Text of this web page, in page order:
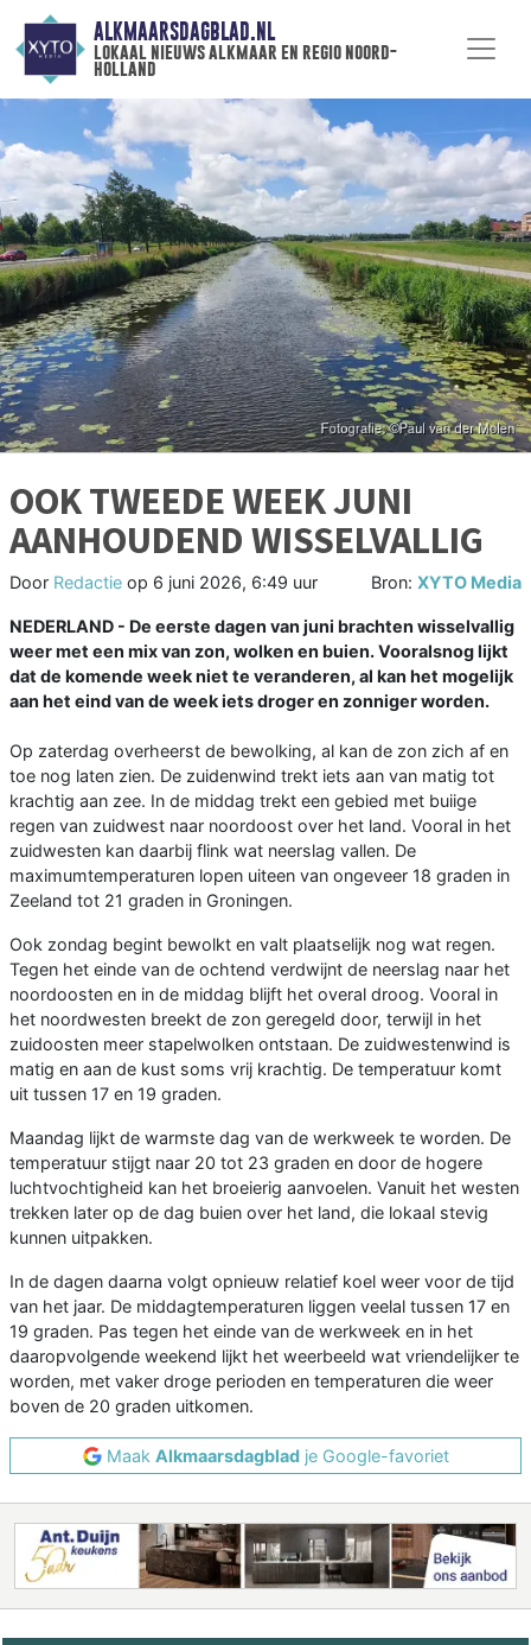
ALKMAARSDAGBLAD.NL
lokaal nieuws alkmaar en regio noord-
holland
OOK TWEEDE WEEK JUNI
AANHOUDEND WISSELVALLIG
Door Redactie op 6 juni 2026, 6:49 uur Bron: XYTO Media
NEDERLAND - De eerste dagen van juni brachten wisselvallig
weer met een mix van zon, wolken en buien. Vooralsnog lijkt
dat de komende week niet te veranderen, al kan het mogelijk
aan het eind van de week iets droger en zonniger worden.
Op zaterdag overheerst de bewolking, al kan de zon zich af en
toe nog laten zien. De zuidenwind trekt iets aan van matig tot
krachtig aan zee. In de middag trekt een gebied met buiige
regen van zuidwest naar noordoost over het land. Vooral in het
zuidwesten kan daarbij flink wat neerslag vallen. De
maximumtemperaturen lopen uiteen van ongeveer 18 graden in
Zeeland tot 21 graden in Groningen.
Ook zondag begint bewolkt en valt plaatselijk nog wat regen.
Tegen het einde van de ochtend verdwijnt de neerslag naar het
noordoosten en in de middag blijft het overal droog. Vooral in
het noordwesten breekt de zon geregeld door, terwijl in het
zuidoosten meer stapelwolken ontstaan. De zuidwestenwind is
matig en aan de kust soms vrij krachtig. De temperatuur komt
uit tussen 17 en 19 graden.
Maandag lijkt de warmste dag van de werkweek te worden. De
temperatuur stijgt naar 20 tot 23 graden en door de hogere
luchtvochtigheid kan het broeierig aanvoelen. Vanuit het westen
trekken later op de dag buien over het land, die lokaal stevig
kunnen uitpakken.
In de dagen daarna volgt opnieuw relatief koel weer voor de tijd
van het jaar. De middagtemperaturen liggen veelal tussen 17 en
19 graden. Pas tegen het einde van de werkweek en in het
daaropvolgende weekend lijkt het weerbeeld wat vriendelijker te
worden, met vaker droge perioden en temperaturen die weer
boven de 20 graden uitkomen.
Maak Alkmaarsdagbladje Google-favoriet